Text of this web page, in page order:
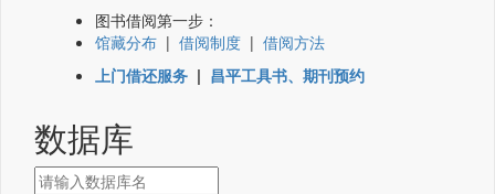
图书借阅第一步：
馆藏分布 | 借阅制度 | 借阅方法
上门借还服务 | 昌平工具书、期刊预约
数据库